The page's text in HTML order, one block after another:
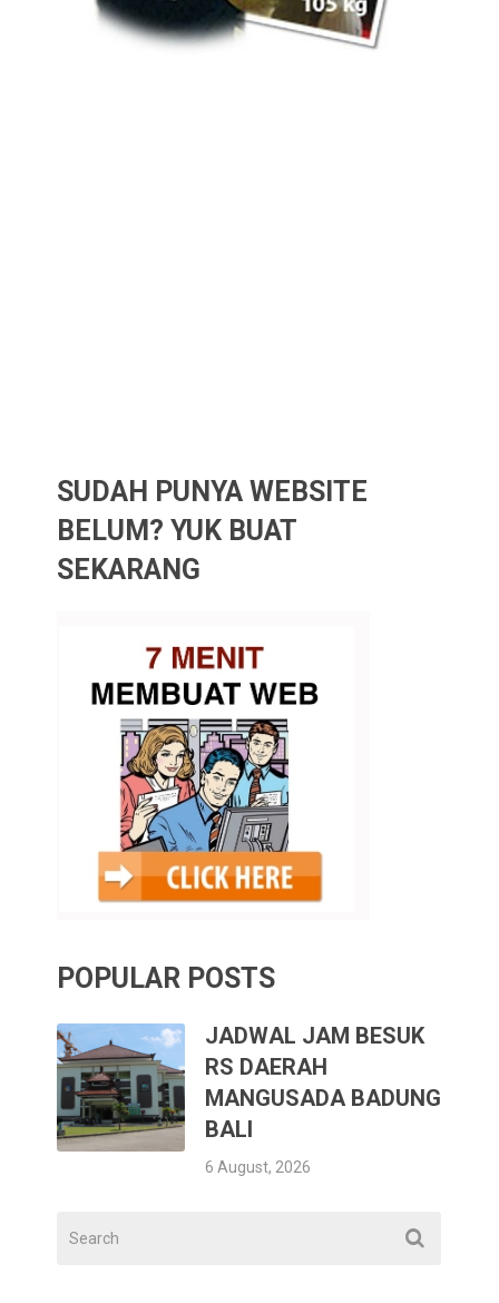
SUDAH PUNYA WEBSITE
BELUM? YUK BUAT
SEKARANG
POPULAR POSTS
JADWAL JAM BESUK
RS DAERAH
MANGUSADA BADUNG
BALI
6 August, 2026